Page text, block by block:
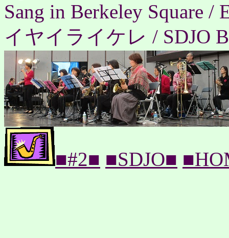
Sang in Berkeley Square
イヤイライケレ / SDJO
■#2■ ■SDJO■